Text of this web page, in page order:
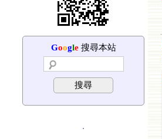
Google搜尋本站
搜尋
．